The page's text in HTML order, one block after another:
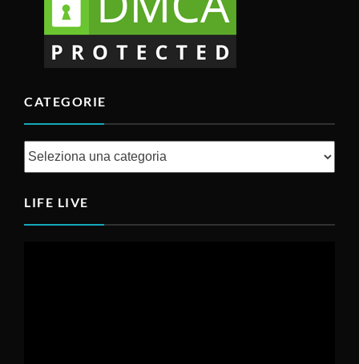
CATEGORIE
Categorie
LIFE LIVE